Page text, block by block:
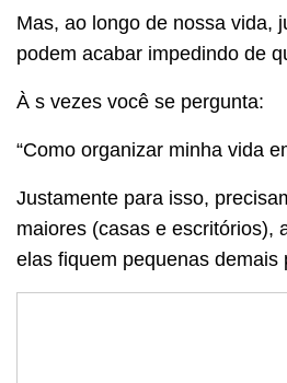
Mas, ao longo de nossa vida,
podem acabar impedindo de
À s vezes você se pergunta:
“Como organizar minha vida
Justamente para isso,
maiores (casas e escritórios),
elas fiquem pequenas demais